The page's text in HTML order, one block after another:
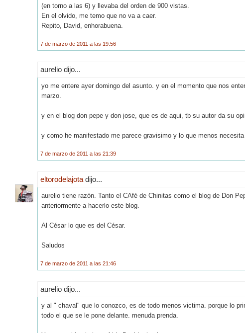
(en torno a las 6) y llevaba del orden de 900 vistas.
En el olvido, me temo que no va a caer.
Repito, David, enhorabuena.
7 de marzo de 2011 a las 19:56
aurelio dijo...
yo me entere ayer domingo del asunto. y en el momento que nos
marzo.
y en el blog don pepe y don jose, que es de aqui, tb su autor da su
y como he manifestado me parece gravisimo y lo que menos necesita
7 de marzo de 2011 a las 21:39
eltorodelajota dijo...
aurelio tiene razón. Tanto el CAfé de Chinitas como el blog de Don
anteriormente a hacerlo este blog.
Al César lo que es del César.
Saludos
7 de marzo de 2011 a las 21:46
aurelio dijo...
y al " chaval" que lo conozco, es de todo menos victima. porque lo
todo el que se le pone delante. menuda prenda.